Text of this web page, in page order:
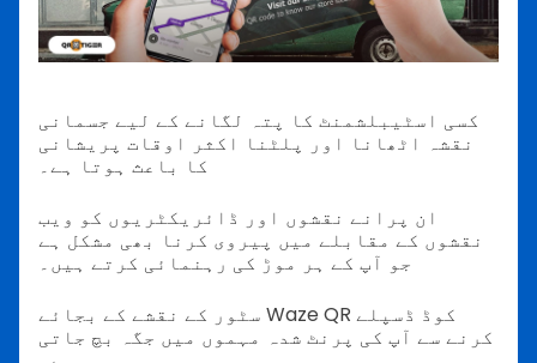
کسی اسٹیبلشمنٹ کا پتہ لگانے کے لیے جسمانی
نقشہ اٹھانا اور پلٹنا اکثر اوقات پریشانی
کا باعث ہوتا ہے۔
ان پرانے نقشوں اور ڈائریکٹریوں کو ویب
نقشوں کے مقابلے میں پیروی کرنا بھی مشکل ہے
جو آپ کے ہر موڑ کی رہنمائی کرتے ہیں۔
سٹور کے نقشے کے بجائے Waze QR کوڈ ڈسپلے
کرنے سے آپ کی پرنٹ شدہ مہموں میں جگہ بچ جاتی